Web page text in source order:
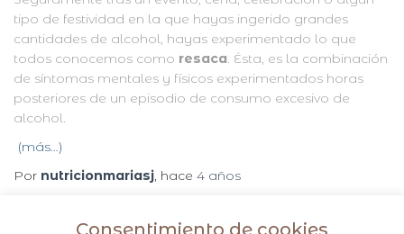
tipo de festividad en la que hayas ingerido grandes
cantidades de alcohol, hayas experimentado lo que
todos conocemos como resaca. Ésta, es la combinación
de síntomas mentales y físicos experimentados horas
posteriores de un episodio de consumo excesivo de
alcohol.
(más…)
Por nutricionmariasj, hace 4 años
Consentimiento de cookies